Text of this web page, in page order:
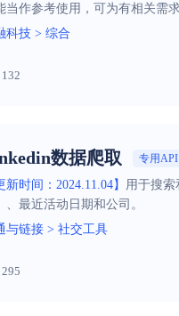
当作参考使用，可为有相关需
科技 > 综合
132
数据爬取 专用API
新时间：2024.11.04】
用于搜
、最近活动日期和公司。
与链接 > 社交工具
295